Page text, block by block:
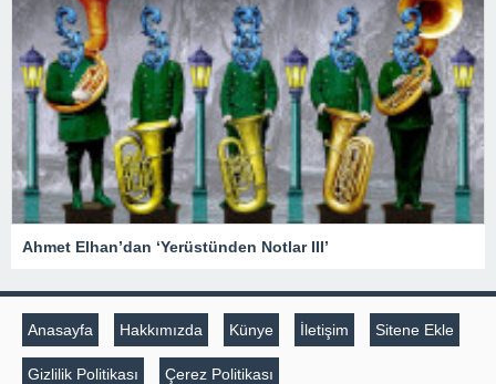
Ahmet Elhan’dan ‘Yerüstünden Notlar III’
Anasayfa Hakkımızda Künye İletişim Sitene Ekle
Gizlilik Politikası Çerez Politikası